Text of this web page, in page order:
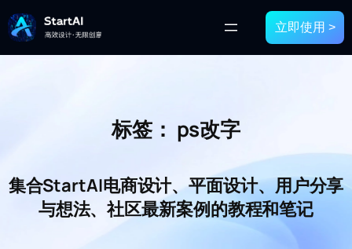
立即使用 >
标签： ps改字
集合StartAI电商设计、平面设计、用户分享
与想法、社区最新案例的教程和笔记